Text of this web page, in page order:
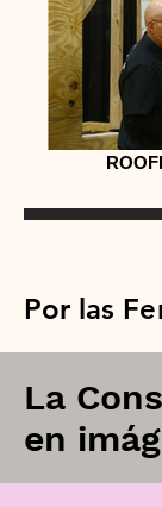
Por las
Por las
La
en